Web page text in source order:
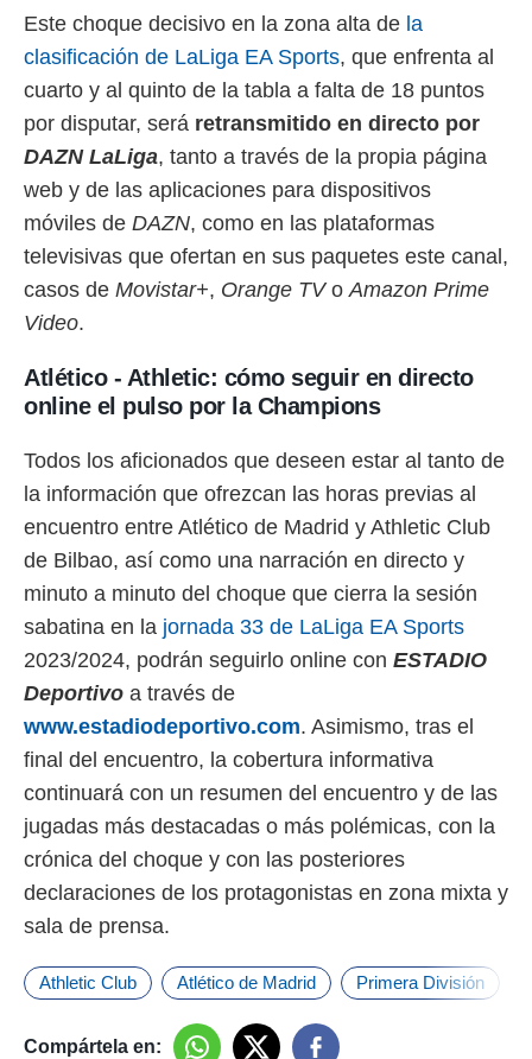
Este choque decisivo en la zona alta de la
clasificación de LaLiga EA Sports, que enfrenta al
cuarto y al quinto de la tabla a falta de 18 puntos
por disputar, será retransmitido en directo por
DAZN LaLiga, tanto a través de la propia página
web y de las aplicaciones para dispositivos
móviles de DAZN, como en las plataformas
televisivas que ofertan en sus paquetes este canal,
casos de Movistar+, Orange TVoAmazon Prime
Video.
Atlético - Athletic: cómo seguir en directo
online el pulso por la Champions
Todos los aficionados que deseen estar al tanto de
la información que ofrezcan las horas previas al
encuentro entre Atlético de Madrid y Athletic Club
de Bilbao, así como una narración en directo y
minuto a minuto del choque que cierra la sesión
sabatina en la jornada 33 de LaLiga EA Sports
2023/2024, podrán seguirlo online con ESTADIO
Deportivo a través de
www.estadiodeportivo.com. Asimismo, tras el
final del encuentro, la cobertura informativa
continuará con un resumen del encuentro y de las
jugadas más destacadas o más polémicas, con la
crónica del choque y con las posteriores
declaraciones de los protagonistas en zona mixta y
sala de prensa.
Athletic Club Atlético de Madrid Primera División
Compártela en: